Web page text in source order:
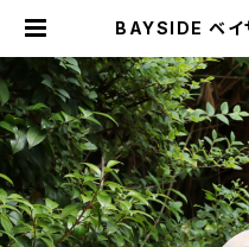
BAYSIDE ベイ
メンズ 綿100